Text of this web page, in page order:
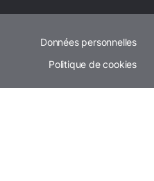
Données personnelles
Politique de cookies